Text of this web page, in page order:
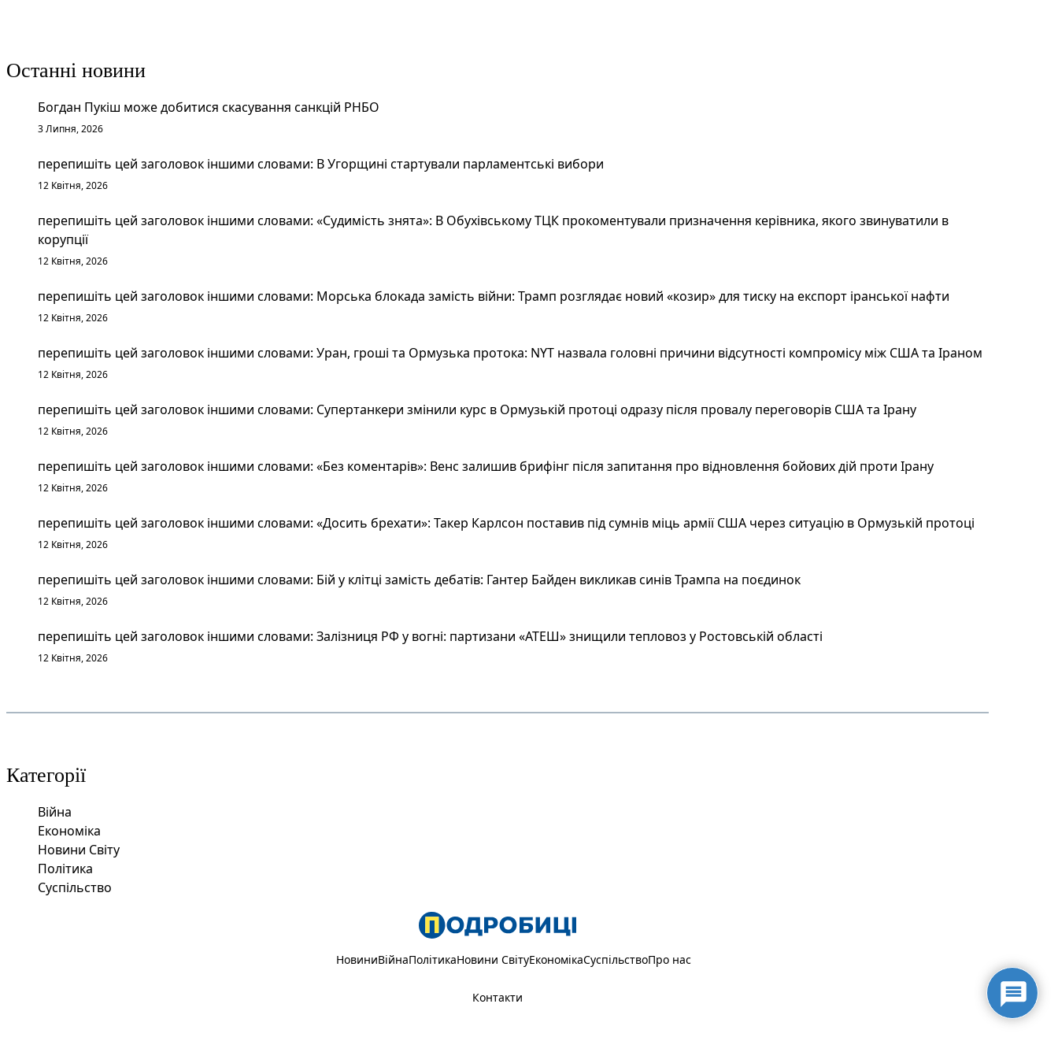
Останні новини
Богдан Пукіш може добитися скасування санкцій РНБО
3 Липня, 2026
перепишіть цей заголовок іншими словами: В Угорщині стартували парламентські вибори
12 Квітня, 2026
перепишіть цей заголовок іншими словами: «Судимість знята»: В Обухівському ТЦК прокоментували призначення керівника, якого звинуватили в
корупції
12 Квітня, 2026
перепишіть цей заголовок іншими словами: Морська блокада замість війни: Трамп розглядає новий «козир» для тиску на експорт іранської нафти
12 Квітня, 2026
перепишіть цей заголовок іншими словами: Уран, гроші та Ормузька протока: NYT назвала головні причини відсутності компромісу між США та Іраном
12 Квітня, 2026
перепишіть цей заголовок іншими словами: Супертанкери змінили курс в Ормузькій протоці одразу після провалу переговорів США та Ірану
12 Квітня, 2026
перепишіть цей заголовок іншими словами: «Без коментарів»: Венс залишив брифінг після запитання про відновлення бойових дій проти Ірану
12 Квітня, 2026
перепишіть цей заголовок іншими словами: «Досить брехати»: Такер Карлсон поставив під сумнів міць армії США через ситуацію в Ормузькій протоці
12 Квітня, 2026
перепишіть цей заголовок іншими словами: Бій у клітці замість дебатів: Гантер Байден викликав синів Трампа на поєдинок
12 Квітня, 2026
перепишіть цей заголовок іншими словами: Залізниця РФ у вогні: партизани «АТЕШ» знищили тепловоз у Ростовській області
12 Квітня, 2026
Категорії
Війна
Економіка
Новини Світу
Політика
Суспільство
НовиниВійнаПолітикаНовини СвітуЕкономікаСуспільствоПро нас
Контакти